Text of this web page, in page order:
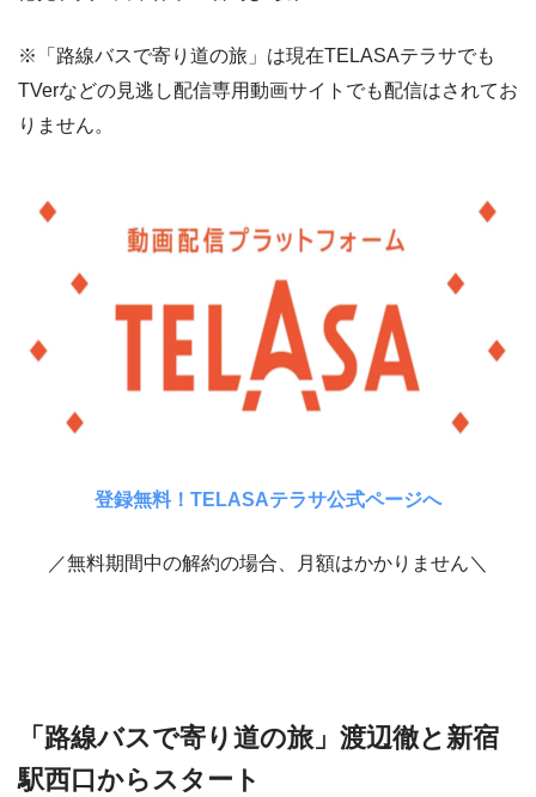
※「路線バスで寄り道の旅」は現在TELASAテラサでも
TVerなどの見逃し配信専用動画サイトでも配信はされてお
りません。
登録無料！TELASAテラサ公式ページへ
／無料期間中の解約の場合、月額はかかりません＼
「路線バスで寄り道の旅」渡辺徹と新宿
駅西口からスタート